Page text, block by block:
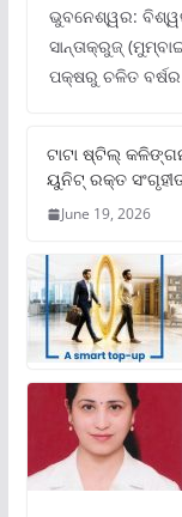
ଭୁବନେଶ୍ୱର:
ସାନ୍ତାକ୍ରୁଜ୍
ପକ୍ଷରୁ ଚଳିତ
ଟାଟା ଷ୍ଟିଲ୍‌
ୟୁନିଟ୍‌ ରକ୍ତ
June 19, 2026